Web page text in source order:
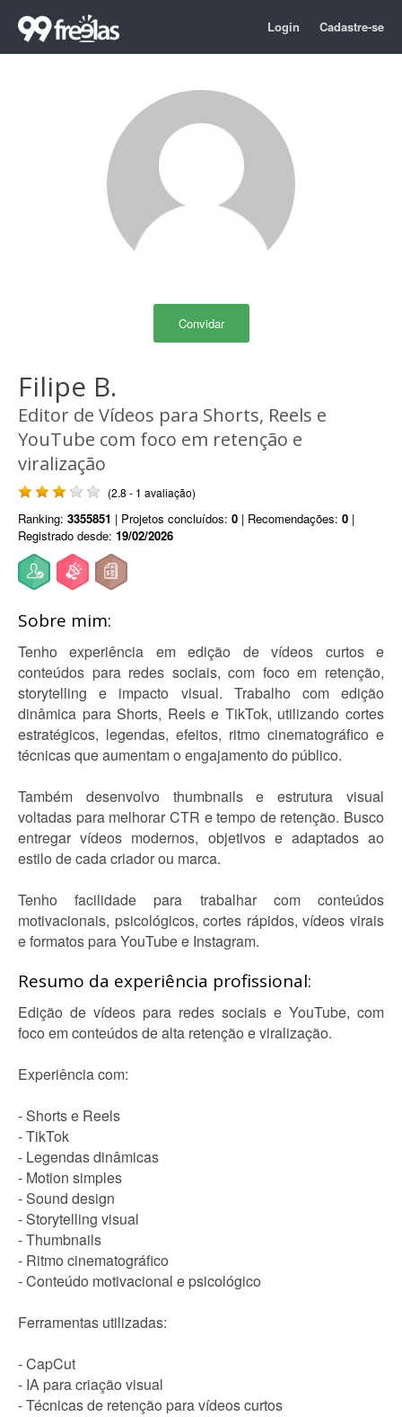
Login Cadastre-se
Convidar
Filipe B.
Editor de Vídeos para Shorts, Reels e
YouTube com foco em retenção e
viralização
(2.8 - 1 avaliação)
Ranking: 3355851 | Projetos concluídos: 0 | Recomendações: 0 |
Registrado desde: 19/02/2026
Sobre mim:
Tenho experiência em edição de vídeos curtos e
conteúdos para redes sociais, com foco em retenção,
storytelling e impacto visual. Trabalho com edição
dinâmica para Shorts, Reels e TikTok, utilizando cortes
estratégicos, legendas, efeitos, ritmo cinematográfico e
técnicas que aumentam o engajamento do público.
Também desenvolvo thumbnails e estrutura visual
voltadas para melhorar CTR e tempo de retenção. Busco
entregar vídeos modernos, objetivos e adaptados ao
estilo de cada criador ou marca.
Tenho facilidade para trabalhar com conteúdos
motivacionais, psicológicos, cortes rápidos, vídeos virais
e formatos para YouTube e Instagram.
Resumo da experiência profissional:
Edição de vídeos para redes sociais e YouTube, com
foco em conteúdos de alta retenção e viralização.
Experiência com:
- Shorts e Reels
- TikTok
- Legendas dinâmicas
- Motion simples
- Sound design
- Storytelling visual
- Thumbnails
- Ritmo cinematográfico
- Conteúdo motivacional e psicológico
Ferramentas utilizadas:
- CapCut
- IA para criação visual
- Técnicas de retenção para vídeos curtos